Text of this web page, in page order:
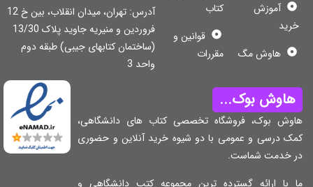
آموزش
هاوش مگ
قوانین و
مقررات
آدرس: تهران، میدان انقلاب، بین خ 12
فروردین و منیریه جاوید پلاک 13/30
(ساختمان کتابهای جیبی) طبقه دوم
واحد 3
بوک...
بوک، فروشگاه تخصصی کتاب های دانشگاهی،
درسی و عمومی با دو شیوه خرید آنلاین و حضوری
خدمت شماست.
با ارائه گسترده ترین مجموعه کتب دانشگاهی و